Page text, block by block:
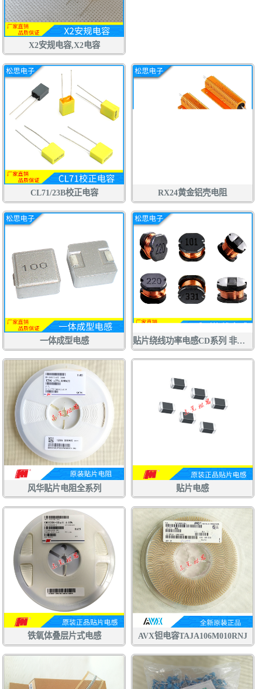
X2安规电容,X2电容
CL71/23B校正电容 RX24黄金铝壳电阻
一体成型电感 贴片绕线功率电感CD系列 非屏蔽
风华贴片电阻全系列 贴片电感
铁氧体叠层片式电感 AVX钽电容TAJA106M010RNJ